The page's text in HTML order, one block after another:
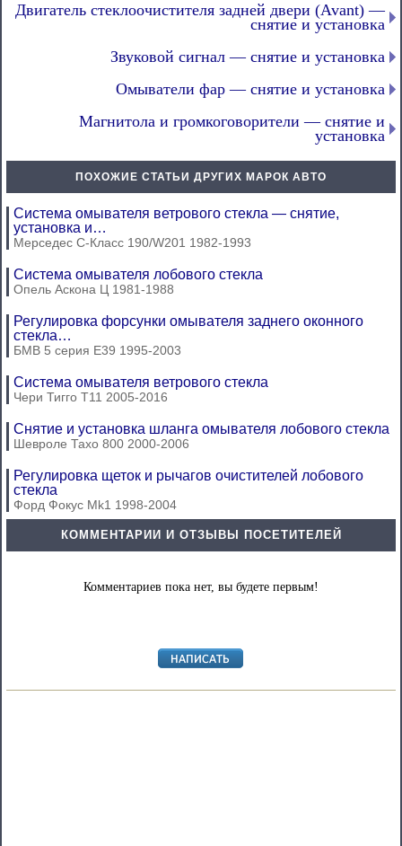
Двигатель стеклоочистителя задней двери (Avant) —
снятие и установка
Звуковой сигнал — снятие и установка
Омыватели фар — снятие и установка
Магнитола и громкоговорители — снятие и
установка
ПОХОЖИЕ СТАТЬИ ДРУГИХ МАРОК АВТО
Система омывателя ветрового стекла — снятие,
установка и…
Мерседес C-Класс 190/W201 1982-1993
Система омывателя лобового стекла
Опель Аскона Ц 1981-1988
Регулировка форсунки омывателя заднего оконного
стекла…
БМВ 5 серия Е39 1995-2003
Система омывателя ветрового стекла
Чери Тигго Т11 2005-2016
Снятие и установка шланга омывателя лобового стекла
Шевроле Тахо 800 2000-2006
Регулировка щеток и рычагов очистителей лобового
стекла
Форд Фокус Mk1 1998-2004
КОММЕНТАРИИ И ОТЗЫВЫ ПОСЕТИТЕЛЕЙ
Комментариев пока нет, вы будете первым!